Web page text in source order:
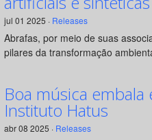
jul 01 2025 · Releases
Abrafas, por meio de suas
pilares da transformação
Boa música
Instituto Hatus
abr 08 2025 · Releases